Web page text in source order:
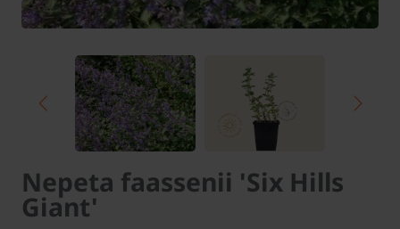
Nepeta faassenii 'Six Hills
Giant'